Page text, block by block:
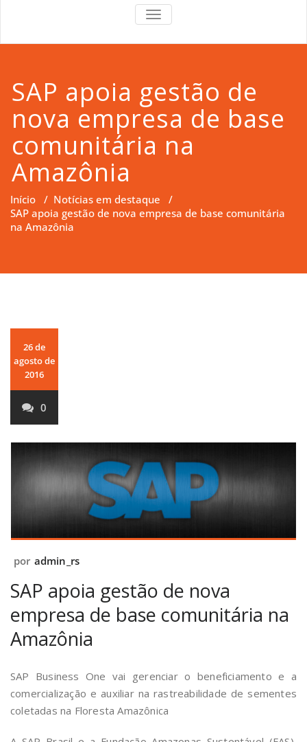
Support
TOGGLE
NAVIGATION
SAP apoia gestão de
nova empresa de base
comunitária na
Amazônia
Início / Notícias em destaque /
SAP apoia gestão de nova empresa de base comunitária
na Amazônia
26 de
agosto de
2016
0
por admin_rs
SAP apoia gestão de nova
empresa de base comunitária na
Amazônia
SAP Business One vai gerenciar o beneficiamento e a
comercialização e auxiliar na rastreabilidade de sementes
coletadas na Floresta Amazônica